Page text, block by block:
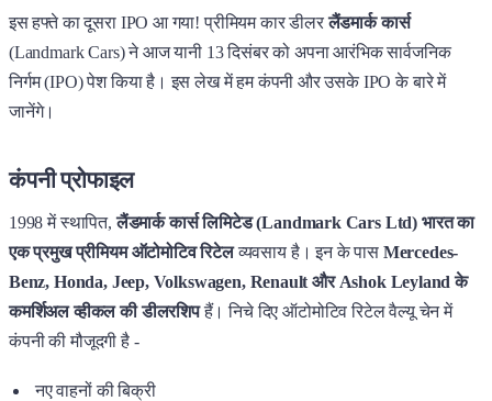
इस हफ्ते का दूसरा IPO आ गया! प्रीमियम कार डीलरलैंडमार्क कार्स
(Landmark Cars) ने आज यानी 13 दिसंबर को अपना आरंभिक सार्वजनिक
निर्गम (IPO) पेश किया है। इस लेख में हम कंपनी और उसके IPO के बारे में
जानेंगे।
कंपनी प्रोफाइल
1998 में स्थापित,लैंडमार्क कार्स लिमिटेड (Landmark Cars Ltd) भारत का
एक प्रमुख प्रीमियम ऑटोमोटिव रिटेलव्यवसाय है। इन के पास Mercedes-
Benz, Honda, Jeep, Volkswagen, Renault और Ashok Leyland के
कमर्शिअल व्हीकल की डीलरशिपहैं। निचे दिए ऑटोमोटिव रिटेल वैल्यू चेन में
कंपनी की मौजूदगी है -
नए वाहनों की बिक्री